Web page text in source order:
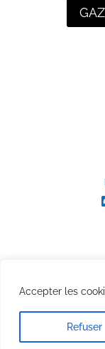
Accepter les
Refuser
Copyright